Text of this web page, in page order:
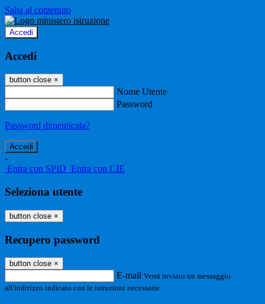
Salta al contenuto
Accedi
Accedi
button close ×
Nome Utente
Password
Password dimenticata?
-
Entra con SPID Entra con CIE
Seleziona utente
button close ×
Recupero password
button close ×
E-mail Verrà inviato un messaggio
all'indirizzo indicato con le istruzioni necessarie.